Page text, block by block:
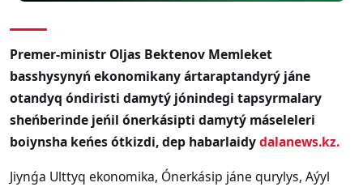
Premer-ministr Oljas Bektenov Memleket
basshysynyń ekonomikany ártaraptandyrý jáne
otandyq óndiristi damytý jónindegi tapsyrmalary
sheńberinde jeńil ónerkásipti damytý máseleleri
boiynsha keńes ótkizdi, dep habarlaidydalanews.kz.
Jiynǵa Ulttyq ekonomika, Ónerkásip jáne qurylys, Aýyl